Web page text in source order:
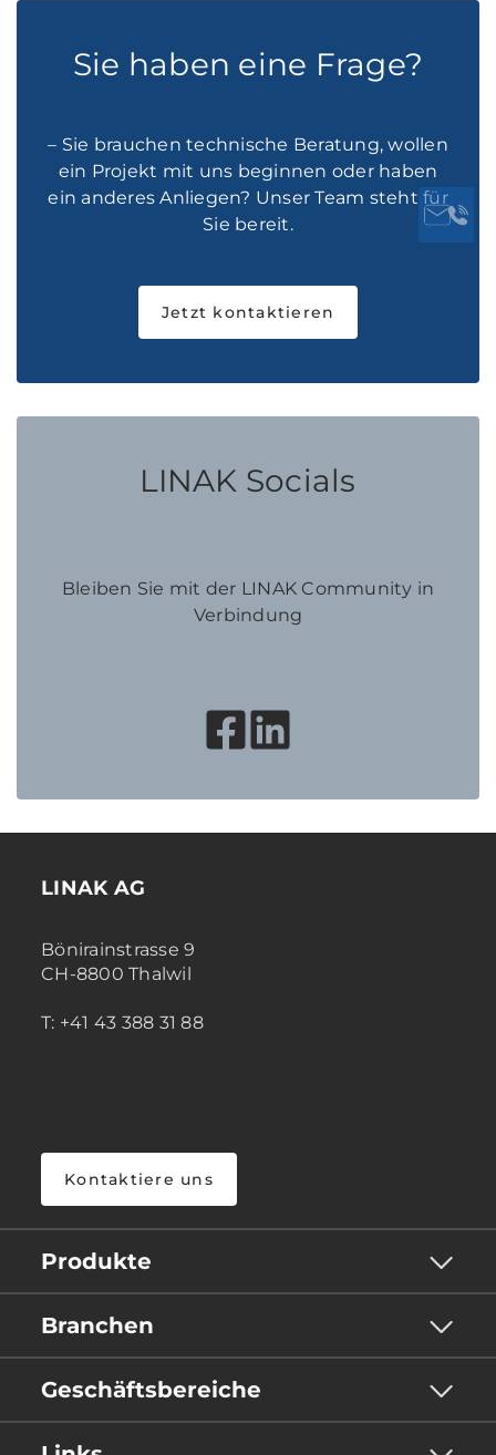
Sie haben eine Frage?
– Sie brauchen technische Beratung, wollen
ein Projekt mit uns beginnen oder haben
ein anderes Anliegen? Unser Team steht für
Sie bereit.
Jetzt kontaktieren
LINAK Socials
Bleiben Sie mit der LINAK Community in
Verbindung
LINAK AG
Bönirainstrasse 9
CH-8800 Thalwil
T: +41 43 388 31 88
Kontaktiere uns
Produkte
Branchen
Geschäftsbereiche